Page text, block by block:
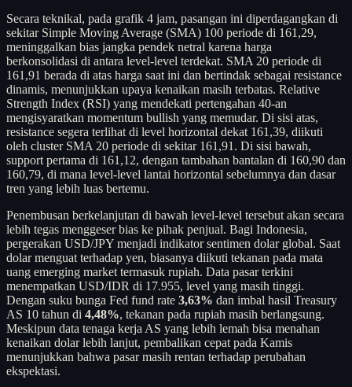
Secara teknikal, pada grafik 4 jam, pasangan ini diperdagangkan di
sekitar Simple Moving Average (SMA) 100 periode di 161,29,
meninggalkan bias jangka pendek netral karena harga
berkonsolidasi di antara level-level terdekat. SMA 20 periode di
161,91 berada di atas harga saat ini dan bertindak sebagai resistance
dinamis, menunjukkan upaya kenaikan masih terbatas. Relative
Strength Index (RSI) yang mendekati pertengahan 40-an
mengisyaratkan momentum bullish yang memudar. Di sisi atas,
resistance segera terlihat di level horizontal dekat 161,39, diikuti
oleh cluster SMA 20 periode di sekitar 161,91. Di sisi bawah,
support pertama di 161,12, dengan tambahan bantalan di 160,90 dan
160,79, di mana level-level lantai horizontal sebelumnya dan dasar
tren yang lebih luas bertemu.
Penembusan berkelanjutan di bawah level-level tersebut akan secara
lebih tegas menggeser bias ke pihak penjual. Bagi Indonesia,
pergerakan USD/JPY menjadi indikator sentimen dolar global. Saat
dolar menguat terhadap yen, biasanya diikuti tekanan pada mata
uang emerging market termasuk rupiah. Data pasar terkini
menempatkan USD/IDR di 17.955, level yang masih tinggi.
Dengan suku bunga Fed fund rate 3,63% dan imbal hasil Treasury
AS 10 tahun di 4,48%, tekanan pada rupiah masih berlangsung.
Meskipun data tenaga kerja AS yang lebih lemah bisa menahan
kenaikan dolar lebih lanjut, pembalikan cepat pada Kamis
menunjukkan bahwa pasar masih rentan terhadap perubahan
ekspektasi.